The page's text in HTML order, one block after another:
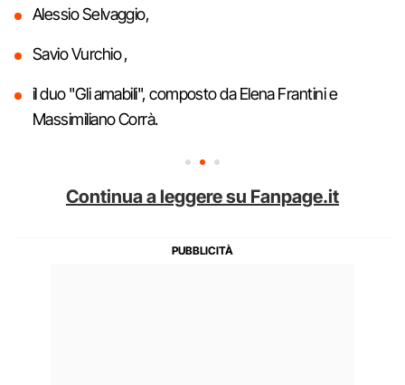
Alessio Selvaggio,
Savio Vurchio ,
il duo "Gli amabili", composto da Elena Frantini e
Massimiliano Corrà.
Continua a leggere su Fanpage.it